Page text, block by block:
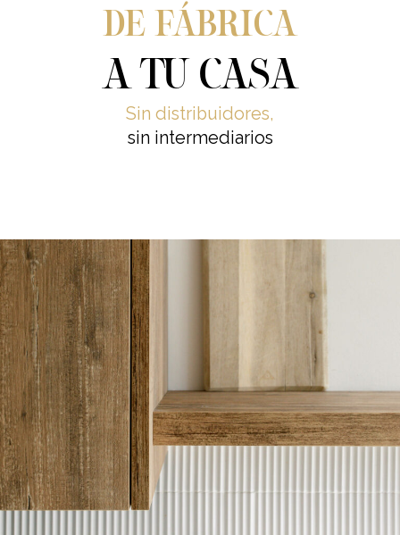
DE FÁBRICA
A TU CASA
Sin distribuidores,
sin intermediarios